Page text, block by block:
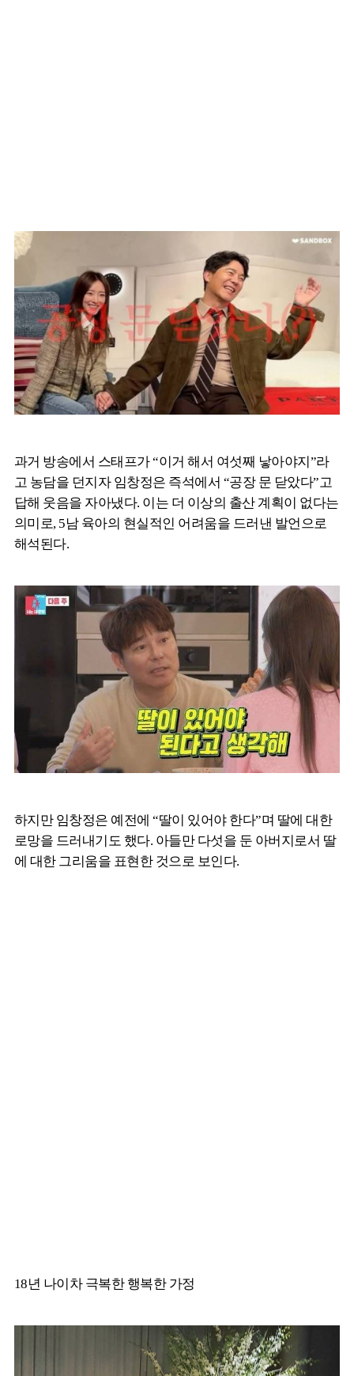
과거 방송에서 스태프가 “이거 해서 여섯째 낳아야지”라
고 농담을 던지자 임창정은 즉석에서 “공장 문 닫았다”고
답해 웃음을 자아냈다. 이는 더 이상의 출산 계획이 없다는
의미로, 5남 육아의 현실적인 어려움을 드러낸 발언으로
해석된다.
하지만 임창정은 예전에 “딸이 있어야 한다”며 딸에 대한
로망을 드러내기도 했다. 아들만 다섯을 둔 아버지로서 딸
에 대한 그리움을 표현한 것으로 보인다.
18년 나이차 극복한 행복한 가정